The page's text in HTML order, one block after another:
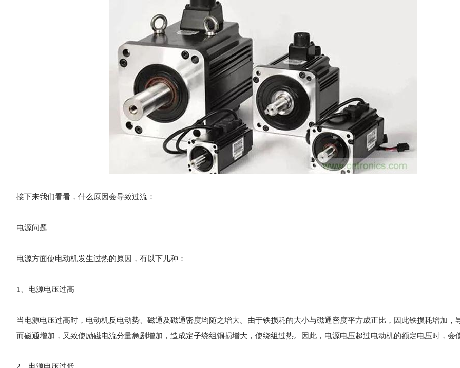
接下来我们看看，什么原因会导致过流：
电源问题
电源方面使电动机发生过热的原因，有以下几种：
1、电源电压过高
当电源电压过高时，电动机反电动势、磁通及磁通密度均随之增大。由于铁损耗的大小与磁通密度平方成正比，因此铁损耗增加，
而磁通增加，又致使励磁电流分量急剧增加，造成定子绕组铜损增大，使绕组过热。因此，电源电压超过电动机的额定电压时，会